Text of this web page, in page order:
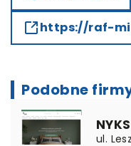
https://raf-
Podobne
ul.